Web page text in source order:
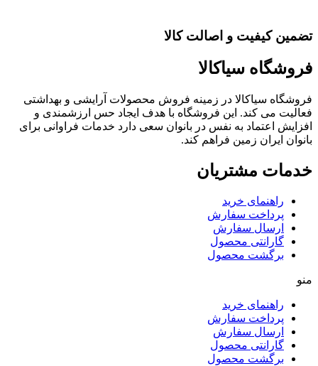
تضمین کیفیت و اصالت کالا
فروشگاه سیاکالا
فروشگاه سیاکالا در زمینه فروش محصولات آرایشی و بهداشتی
فعالیت می کند. این فروشگاه با هدف ایجاد حس ارزشمندی و
افزایش اعتماد به نفس در بانوان سعی دارد خدمات فراوانی برای
بانوان ایران زمین فراهم کند.
خدمات مشتریان
راهنمای خرید
پرداخت سفارش
ارسال سفارش
گارانتی محصول
برگشت محصول
منو
راهنمای خرید
پرداخت سفارش
ارسال سفارش
گارانتی محصول
برگشت محصول